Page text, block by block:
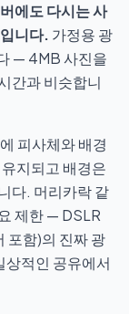
에도 다시는 사
니다. 가정용 광
— 4MB 사진을
간과 비슷합니
피사체와 배경
지되고 배경은
다. 머리카락 같
제한 — DSLR
포함)의 진짜 광
상적인 공유에서